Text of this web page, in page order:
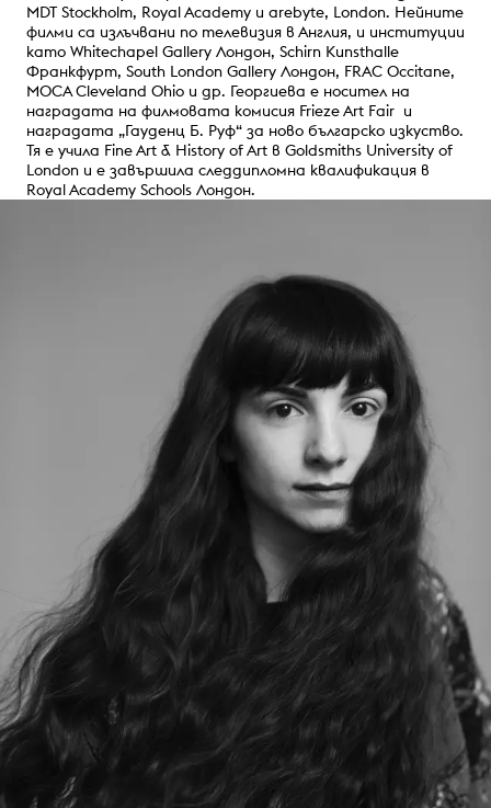
MDT Stockholm, Royal Academy и arebyte, London. Нейните
филми са излъчвани по телевизия в Англия, и институции
като Whitechapel Gallery Лондон, Schirn Kunsthalle
Франкфурт, South London Gallery Лондон, FRAC Оccitane,
MOCA Cleveland Ohio и др. Георгиева е носител на
наградата на филмовата комисия Frieze Art Fair и
наградата „Гауденц Б. Руф“ за ново българско изкуство.
Тя е учила Fine Art & History of Art в Goldsmiths University of
London и е завършила следдипломна квалификация в
Royal Academy Schools Лондон.